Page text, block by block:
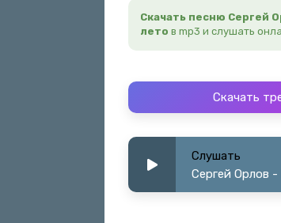
Скачать песню Сергей
лето в mp3 и слушать
Скачать
Слушать
Сергей Орлов -